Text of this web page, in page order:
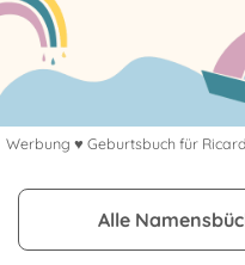
Werbung ♥ Geburtsbuch für
Alle